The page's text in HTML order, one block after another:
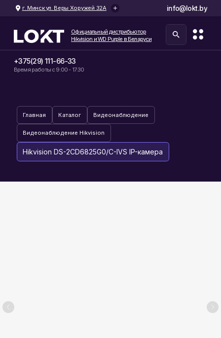
Hikvision DS-2CD6825G0/C-IVS IP-камера
+375(29) 111-66-33
г. Минск ул. Веры Хоружей 32А
Время работы с 9:00 - 17:30